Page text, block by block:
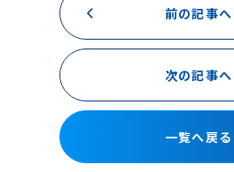
前の記事へ
一覧へ戻る
次の記事へ